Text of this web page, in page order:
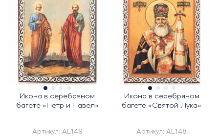
Икона в серебряном
багете «Петр и Павел»
Артикул: AL149
Икона в серебряном
багете «Святой Лука»
Артикул:AL148